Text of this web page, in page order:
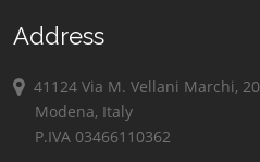
Address
41124 Via M. Vellani Marchi, 20
Modena, Italy
P.IVA 03466110362